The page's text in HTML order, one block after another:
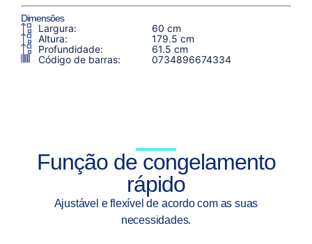
Dimensões
Largura:
60 cm
Altura:
179.5 cm
Profundidade:
61.5 cm
Código de barras:
0734896674334
Função de congelamento
rápido
Ajustável e flexível de acordo com as suas
necessidades.